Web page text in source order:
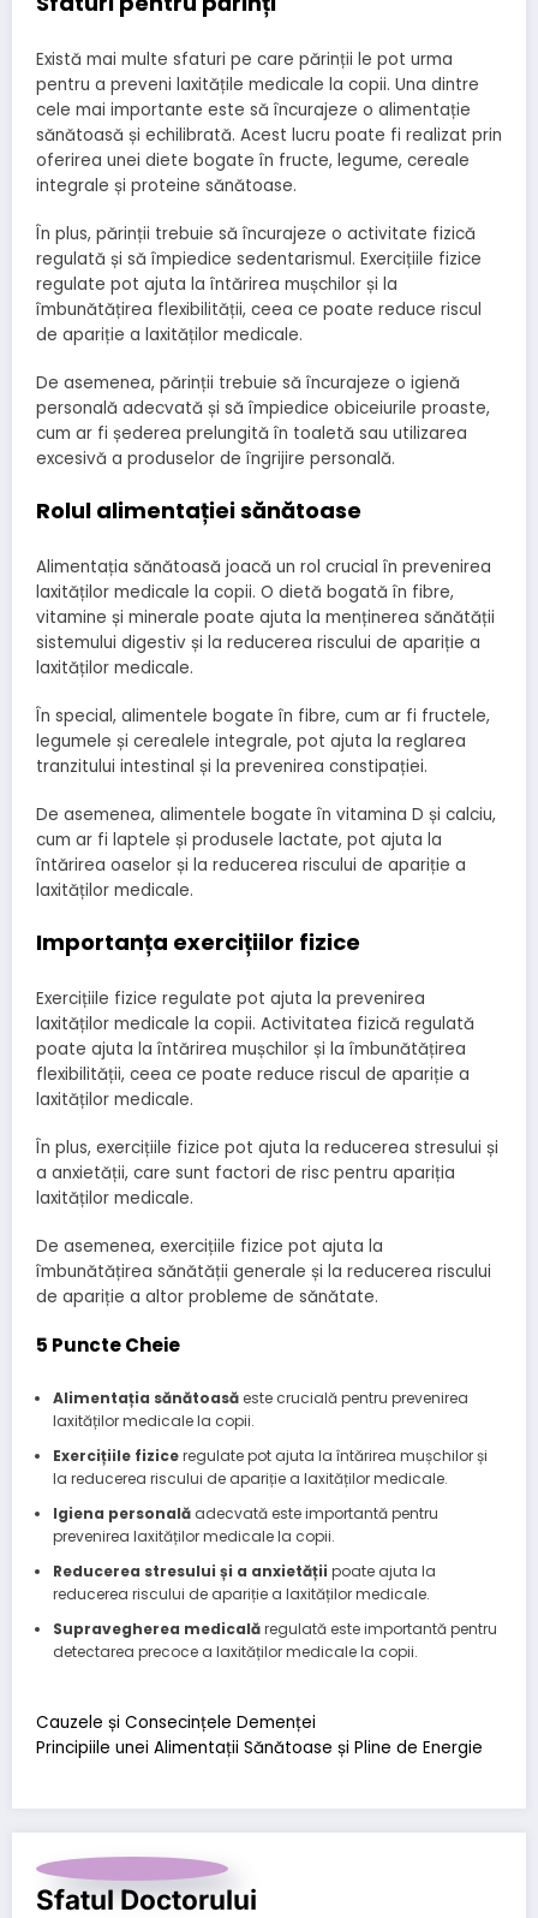
Există mai multe sfaturi pe care părinții le pot urma
pentru a preveni laxitățile medicale la copii. Una dintre
cele mai importante este să încurajeze o alimentație
sănătoasă și echilibrată. Acest lucru poate fi realizat prin
oferirea unei diete bogate în fructe, legume, cereale
integrale și proteine sănătoase.
În plus, părinții trebuie să încurajeze o activitate fizică
regulată și să împiedice sedentarismul. Exercițiile fizice
regulate pot ajuta la întărirea mușchilor și la
îmbunătățirea flexibilității, ceea ce poate reduce riscul
de apariție a laxităților medicale.
De asemenea, părinții trebuie să încurajeze o igienă
personală adecvată și să împiedice obiceiurile proaste,
cum ar fi șederea prelungită în toaletă sau utilizarea
excesivă a produselor de îngrijire personală.
Rolul alimentației sănătoase
Alimentația sănătoasă joacă un rol crucial în prevenirea
laxităților medicale la copii. O dietă bogată în fibre,
vitamine și minerale poate ajuta la menținerea sănătății
sistemului digestiv și la reducerea riscului de apariție a
laxităților medicale.
În special, alimentele bogate în fibre, cum ar fi fructele,
legumele și cerealele integrale, pot ajuta la reglarea
tranzitului intestinal și la prevenirea constipației.
De asemenea, alimentele bogate în vitamina D și calciu,
cum ar fi laptele și produsele lactate, pot ajuta la
întărirea oaselor și la reducerea riscului de apariție a
laxităților medicale.
Importanța exercițiilor fizice
Exercițiile fizice regulate pot ajuta la prevenirea
laxităților medicale la copii. Activitatea fizică regulată
poate ajuta la întărirea mușchilor și la îmbunătățirea
flexibilității, ceea ce poate reduce riscul de apariție a
laxităților medicale.
În plus, exercițiile fizice pot ajuta la reducerea stresului și
a anxietății, care sunt factori de risc pentru apariția
laxităților medicale.
De asemenea, exercițiile fizice pot ajuta la
îmbunătățirea sănătății generale și la reducerea riscului
de apariție a altor probleme de sănătate.
5 Puncte Cheie
Alimentația sănătoasăeste crucială pentru prevenirea
laxităților medicale la copii.
Exercițiile fiziceregulate pot ajuta la întărirea mușchilor și
la reducerea riscului de apariție a laxităților medicale.
Igiena personalăadecvată este importantă pentru
prevenirea laxităților medicale la copii.
Reducerea stresului și a anxietății poate ajuta la
reducerea riscului de apariție a laxităților medicale.
Supravegherea medicalăregulată este importantă pentru
detectarea precoce a laxităților medicale la copii.
Cauzele și Consecințele Demenței
Principiile unei Alimentații Sănătoase și Pline de Energie
Sfatul Doctorului